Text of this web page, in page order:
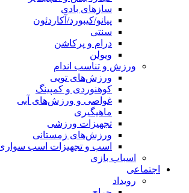
سازهای بادی
پیانو/کیبورد/آکاردئون
سنتی
درام و پرکاشن
ویولن
ورزش و تناسب اندام
ورزش‌های توپی
کوهنوردی و کمپینگ
غواصی و ورزش‌های آبی
ماهیگیری
تجهیزات ورزشی
ورزش‌های زمستانی
اسب و تجهیزات اسب سواری
اسباب‌ بازی
اجتماعی
رویداد